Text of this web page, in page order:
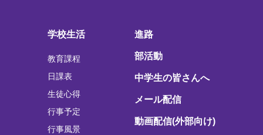
学校生活
教育課程
日課表
生徒心得
行事予定
行事風景
進路
部活動
中学生の皆さんへ
メール配信
動画配信(外部向け)